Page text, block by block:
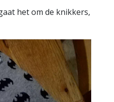
het om de knikkers,